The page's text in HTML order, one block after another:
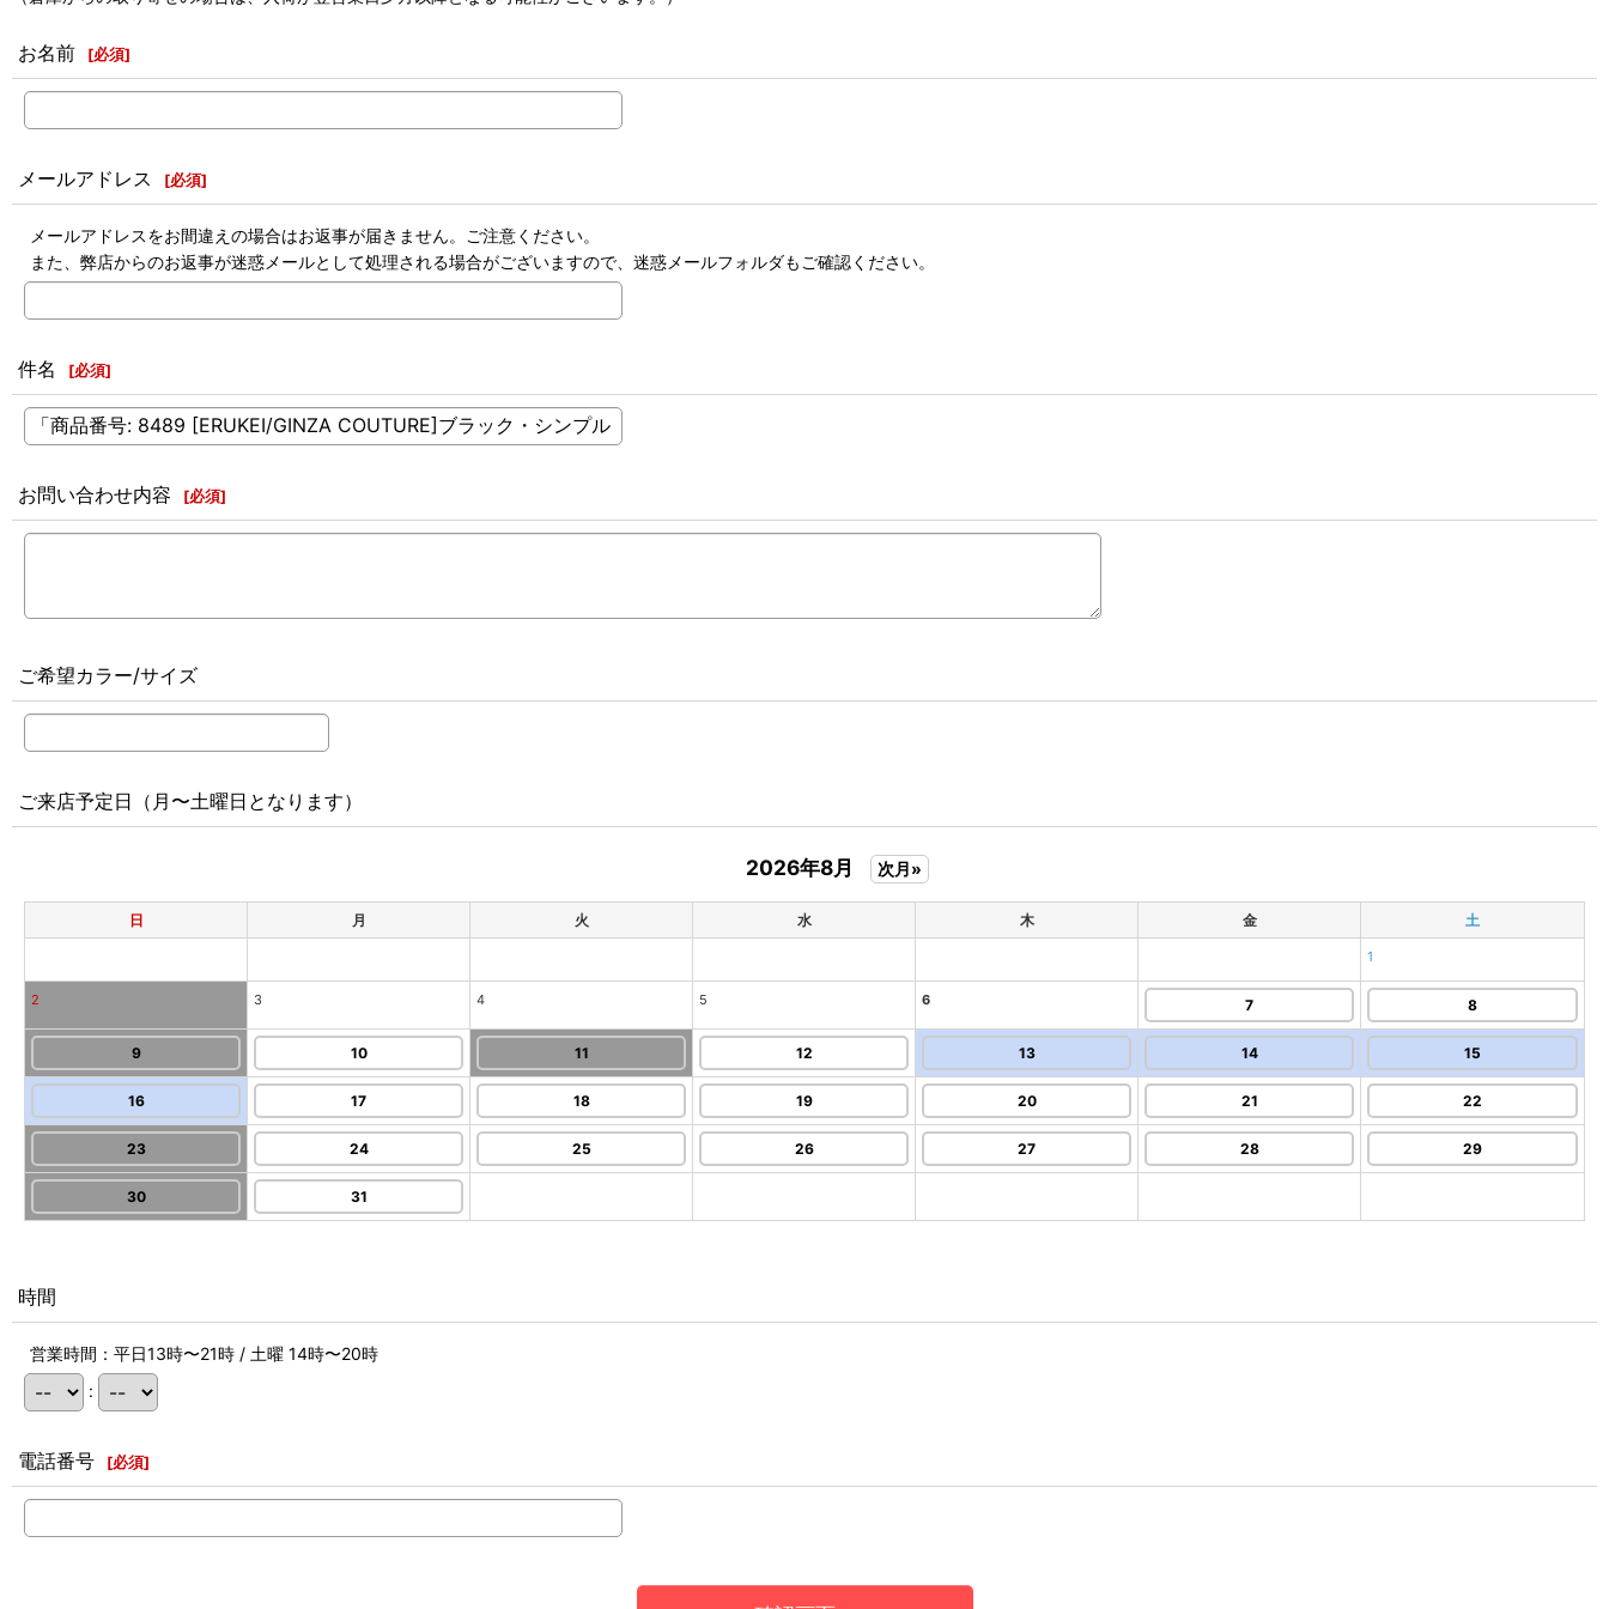
お名前 [必須]
メールアドレス [必須]
メールアドレスをお間違えの場合はお返事が届きません。ご注意ください。
また、弊店からのお返事が迷惑メールとして処理される場合がございますので、迷惑メールフォルダもご確認ください。
件名 [必須]
お問い合わせ内容 [必須]
ご希望カラー/サイズ
ご来店予定日（月〜土曜日となります）
2026年8月 次月»
日 月 火 水 木 金 土
1
2 3 4 5 6 7 8
9 10 11 12 13 14 15
16 17 18 19 20 21 22
23 24 25 26 27 28 29
30 31
時間
営業時間：平日13時〜21時 / 土曜 14時〜20時
:
電話番号 [必須]